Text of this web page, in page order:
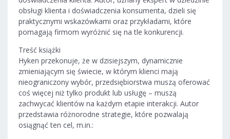
obsługi klienta i doświadczenia konsumenta, dzieli się
praktycznymi wskazówkami oraz przykładami, które
pomagają firmom wyróżnić się na tle konkurencji.
Treść książki
Hyken przekonuje, że w dzisiejszym, dynamicznie
zmieniającym się świecie, w którym klienci mają
nieograniczony wybór, przedsiębiorstwa muszą oferować
coś więcej niż tylko produkt lub usługę – muszą
zachwycać klientów na każdym etapie interakcji. Autor
przedstawia różnorodne strategie, które pozwalają
osiągnąć ten cel, m.in.: